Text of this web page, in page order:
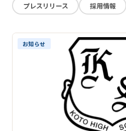
学費・助成金
推薦制度
転入学・編入学
オープンキャンパス
プレスリリース
採用情報
お知らせ